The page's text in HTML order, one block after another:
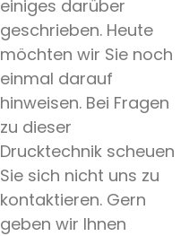
einiges darüber
geschrieben. Heute
möchten wir Sie noch
einmal darauf
hinweisen. Bei Fragen
zu dieser
Drucktechnik scheuen
Sie sich nicht uns zu
kontaktieren. Gern
geben wir Ihnen